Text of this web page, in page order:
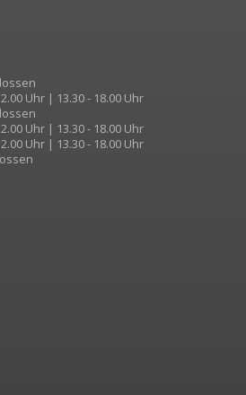
Uhr | 13.30 - 18.00 Uhr
Uhr | 13.30 - 18.00 Uhr
Uhr | 13.30 - 18.00 Uhr